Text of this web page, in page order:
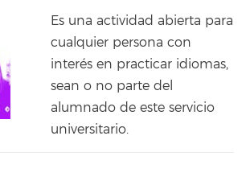
Es una actividad abierta para
cualquier persona con
interés en practicar idiomas,
sean o no parte del
alumnado de este servicio
universitario.